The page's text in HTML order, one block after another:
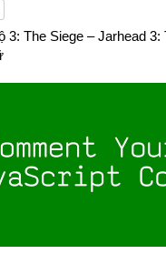
3: The Siege – Jarhead 3: